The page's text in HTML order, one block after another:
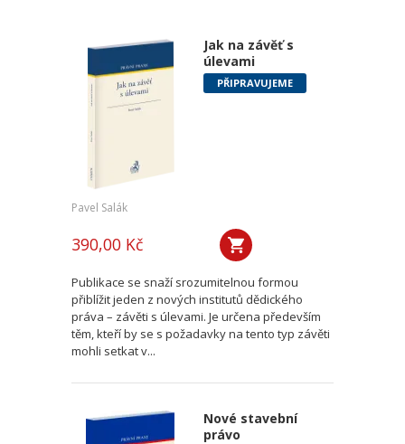
Jak na závěť s
úlevami
PŘIPRAVUJEME
Pavel Salák
390,00 Kč
Publikace se snaží srozumitelnou formou
přiblížit jeden z nových institutů dědického
práva – závěti s úlevami. Je určena především
těm, kteří by se s požadavky na tento typ závěti
mohli setkat v...
Nové stavební
právo